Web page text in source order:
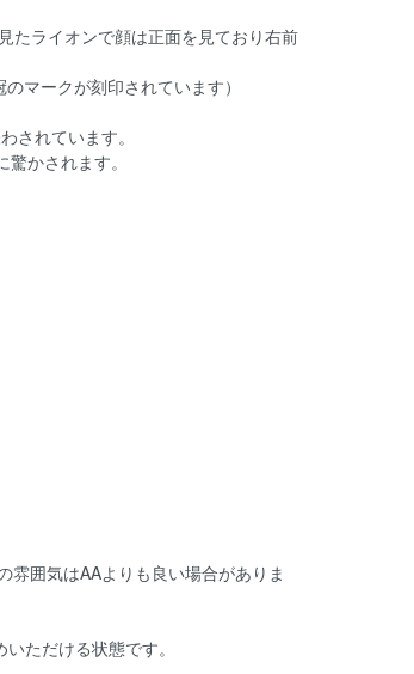
たライオンで顔は正面を見ており右前
マークが刻印されています）
されています。
かされます。
雰囲気はAAよりも良い場合がありま
ただける状態です。